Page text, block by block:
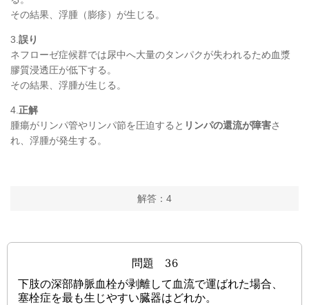
その結果、浮腫（膨疹）が生じる。
3. 誤り
ネフローゼ症候群では尿中へ大量のタンパクが失われるため血漿
膠質浸透圧が低下する。
その結果、浮腫が生じる。
4. 正解
腫瘍がリンパ管やリンパ節を圧迫すると リンパの還流が障害さ
れ、浮腫が発生する。
解答：4
問題 36
下肢の深部静脈血栓が剥離して血流で運ばれた場合、
塞栓症を最も生じやすい臓器はどれか。